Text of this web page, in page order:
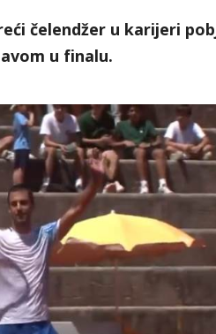
čelendžer u karijeri
u finalu.